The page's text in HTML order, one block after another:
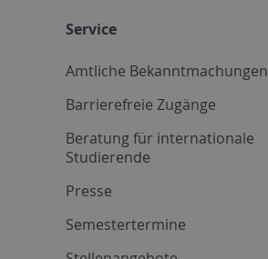
Service
Amtliche Bekanntmachungen
Barrierefreie Zugänge
Beratung für internationale
Studierende
Presse
Semestertermine